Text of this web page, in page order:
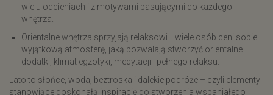
wielu odcieniach i z motywami pasującymi do każdego
wnętrza.
Orientalne wnętrza sprzyjają relaksowi– wiele osób ceni sobie
wyjątkową atmosferę, jaką pozwalają stworzyć orientalne
dodatki; klimat egzotyki, medytacji i pełnego relaksu.
Lato to słońce, woda, beztroska i dalekie podróże – czyli elementy
stanowiące doskonałą inspirację do stworzenia wspaniałego